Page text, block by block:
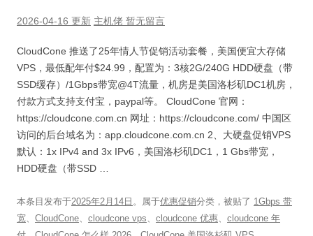
2026-04-16 更新 主机佬 暂无留言
CloudCone 推送了25年情人节促销活动套餐，美国便宜大存储
VPS，最低配年付$24.99，配置为：3核2G/240G HDD硬盘（带
SSD缓存）/1Gbps带宽@4T流量，机房是美国洛杉矶DC1机房，
付款方式支持支付宝，paypal等。 CloudCone 官网：
https://cloudcone.com.cn 网址：https://cloudcone.com/ 中国区
访问的后台域名为：app.cloudcone.com.cn 2、大硬盘促销VPS
默认：1x IPv4 and 3x IPv6，美国洛杉矶DC1，1 Gbs带宽，
HDD硬盘（带SSD …
本条目发布于2025年2月14日 。属于优惠促销分类，被贴了 1Gbps 带
宽、 CloudCone、 cloudcone vps、 cloudcone 优惠、 cloudcone 年